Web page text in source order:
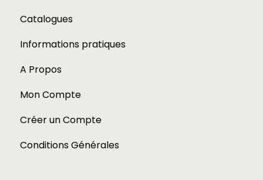
Catalogues
Informations pratiques
A Propos
Mon Compte
Créer un Compte
Conditions Générales